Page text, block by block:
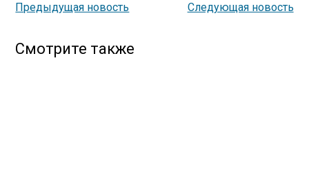
Предыдущая новость Следующая новость
Смотрите также